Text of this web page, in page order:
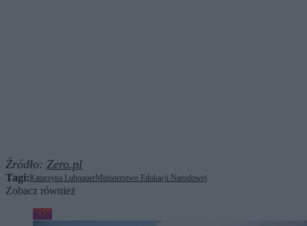
Źródło: Zero.pl
Tagi:Katarzyna LubnauerMinisterstwo Edukacji Narodowej
Zobacz również
Kraj